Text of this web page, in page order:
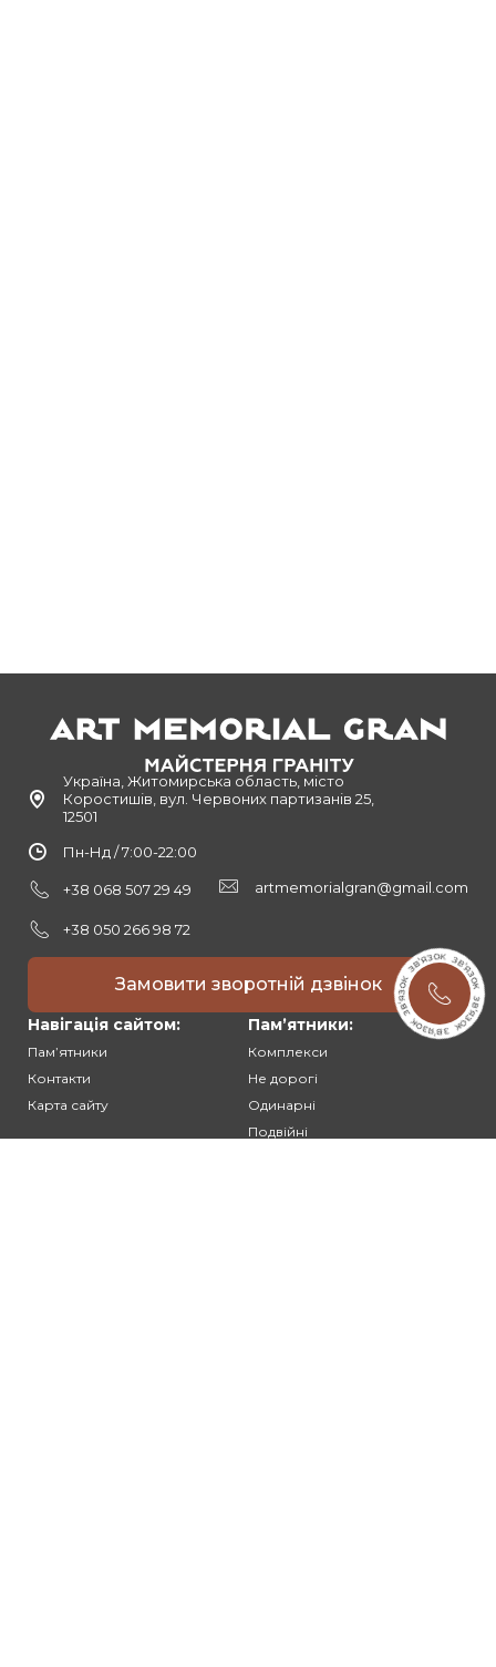
Україна, Житомирська область, місто
Коростишів, вул. Червоних партизанів 25,
12501
Пн-Нд / 7:00-22:00
+38 068 507 29 49
+38 050 266 98 72
artmemorialgran@gmail.com
Замовити зворотній дзвінок
Навігація сайтом:
Памʼятники
Контакти
Карта сайту
Памʼятники:
Комплекси
Не дорогі
Одинарні
Подвійні